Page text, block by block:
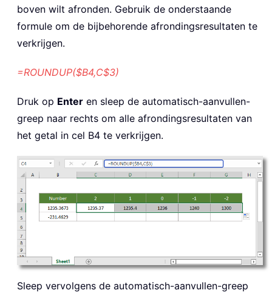
boven wilt afronden. Gebruik de onderstaande
formule om de bijbehorende afrondingsresultaten te
verkrijgen.
=ROUNDUP($B4,C$3)
Druk op Enter en sleep de automatisch-aanvullen-
greep naar rechts om alle afrondingsresultaten van
het getal in cel B4 te verkrijgen.
Sleep vervolgens de automatisch-aanvullen-greep